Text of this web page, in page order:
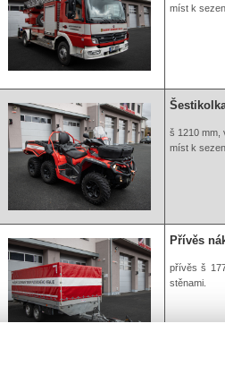
míst k
š 1210 mm,
míst k
Přívěs
přívěs š
stěnami.